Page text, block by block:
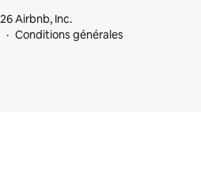
Airbnb, Inc.
Conditions générales